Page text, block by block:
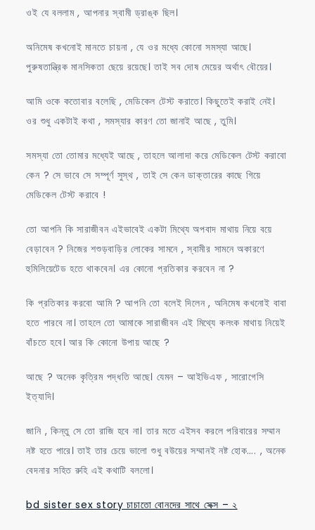
ওই যে বললাম , আপনার স্বামী ড্রাঙ্ক ছিল।
অনিমেষ কখনোই মানতে চায়না , যে ওর মধ্যে কোনো সমস্যা আছে।
পুরুষতান্ত্রিক মানসিকতা ছেয়ে রয়েছে। তাই সব দোষ মেয়ের অর্থাৎ বৌয়ের।
আমি ওকে কতোবার বলেছি , মেডিকেল টেস্ট করাতে। কিছুতেই করাই নেই।
ওর শুধু একটাই কথা , সমস্যার কারণ তো জানাই আছে , তুমি।
সমস্যা তো তোমার মধ্যেই আছে , তাহলে আলাদা করে মেডিকেল টেস্ট করাবো
কেন ? সে ভাবে সে সম্পূর্ণ সুস্থ , তাই সে কেন ডাক্তারের কাছে গিয়ে
মেডিকেল টেস্ট করাবে !
তো আপনি কি সারাজীবন এইভাবেই একটা মিথ্যে অপবাদ মাথায় নিয়ে বয়ে
বেড়াবেন ? নিজের শশুড়বাড়ির লোকের সামনে , স্বামীর সামনে অকারণে
হুমিলিয়েটেড হতে থাকবেন। এর কোনো প্রতিকার করবেন না ?
কি প্রতিকার করবো আমি ? আপনি তো বলেই দিলেন , অনিমেষ কখনোই বাবা
হতে পারবে না। তাহলে তো আমাকে সারাজীবন এই মিথ্যে কলংক মাথায় নিয়েই
বাঁচতে হবে। আর কি কোনো উপায় আছে ?
আছে ? অনেক কৃত্রিম পদ্ধতি আছে। যেমন – আইভিএফ , সারোগেসি
ইত্যাদি।
জানি , কিন্তু সে তো রাজি হবে না। তার মতে এইসব করলে পরিবারের সম্মান
নষ্ট হতে পারে। তাই তার চেয়ে ভালো শুধু বউয়ের সম্মানই নষ্ট হোক…. , অনেক
বেদনার সহিত রুহি এই কথাটি বললো।
bd sister sex story চাচাতো বোনদের সাথে সেক্স – ২